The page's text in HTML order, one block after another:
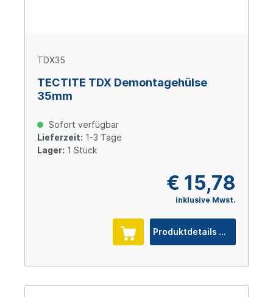
TDX35
TECTITE TDX Demontagehülse
35mm
Sofort verfügbar
Lieferzeit: 1-3 Tage
Lager: 1 Stück
€ 15,78
inklusive Mwst.
Produktdetails